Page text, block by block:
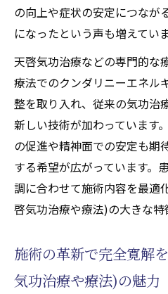
施術体験で感じる
天啓気功治療や療法
ニー覚醒による呼
気功施術(天啓気功治療
高まる理由
気功治療(天啓気功
を呼び覚ます仕組み
間質性肺炎改善と
療法)の深い関係性
天啓気功治療や療法
完全寛解を支援す
自己治癒力向上を目
の向上や症状の安定につなが
になったという声も増えていま
天啓気功治療などの専門的な
療法でのクンダリニーエネル
整を取り入れ、従来の気功治
新しい技術が加わっています
の促進や精神面での安定も期
する希望が広がっています。
調に合わせて施術内容を最適
啓気功治療や療法)の大きな特
施術の革新で完全寛解
気功治療や療法)の魅力